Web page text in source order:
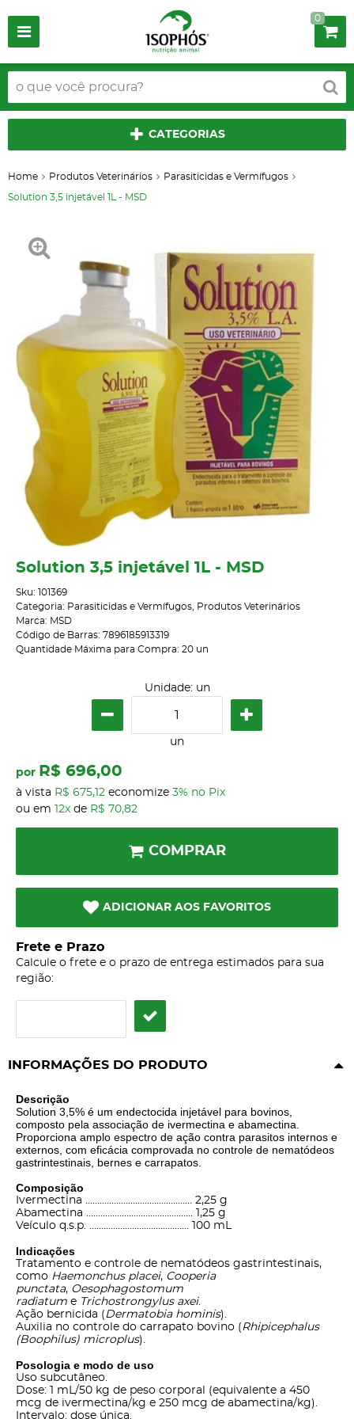
0
CATEGORIAS
Home Produtos Veterinários Parasiticidas e Vermífugos
Solution 3,5 injetável 1L - MSD
Solution 3,5 injetável 1L - MSD
Sku: 101369
Categoria: Parasiticidas e Vermífugos
Produtos Veterinários
Marca: MSD
Código de Barras: 7896185913319
Quantidade Máxima para Compra: 20 un
Unidade: un
un
por R$ 696,00
à vista R$ 675,12 economize 3% no Pix
ou em
12x de R$ 70,82
COMPRAR
ADICIONAR AOS FAVORITOS
Frete e Prazo
Calcule o frete e o prazo de entrega estimados para sua
região:
INFORMAÇÕES DO PRODUTO
Descrição
Solution 3,5% é um endectocida injetável para bovinos,
composto pela associação de ivermectina e abamectina.
Proporciona amplo espectro de ação contra parasitos internos e
externos, com eficácia comprovada no controle de nematódeos
gastrintestinais, bernes e carrapatos.
Composição
Ivermectina ……………………………………… 2,25 g
Abamectina ……………………………………… 1,25 g
Veículo q.s.p. …………………………………… 100 mL
Indicações
Tratamento e controle de nematódeos gastrintestinais,
como Haemonchus placei, Cooperia
punctata, Oesophagostomum
radiatum e Trichostrongylus axei.
Ação bernicida (Dermatobia hominis).
Auxilia no controle do carrapato bovino (Rhipicephalus
(Boophilus) microplus).
Posologia e modo de uso
Uso subcutâneo.
Dose: 1 mL/50 kg de peso corporal (equivalente a 450
mcg de ivermectina/kg e 250 mcg de abamectina/kg).
Intervalo: dose única.